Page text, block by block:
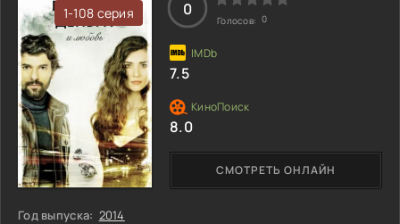
ли они преодолеть свои внутренние демоны и стать
опорой друг для
1-108 серия
Год выпуска: 2014
СМОТРЕТЬ ОНЛАЙН
0
Голосов: 0
7.5
8.0